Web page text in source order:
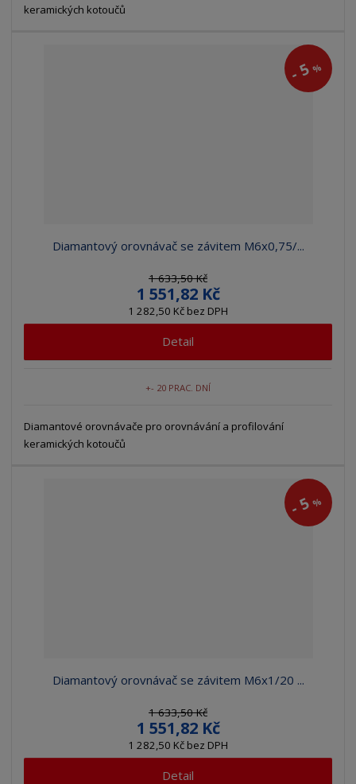
keramických kotoučů
-5%
Diamantový orovnávač se závitem M6x0,75/...
1 633,50 Kč
1 551,82 Kč
1 282,50 Kč bez DPH
Detail
+- 20 PRAC. DNÍ
Diamantové orovnávače pro orovnávání a profilování
keramických kotoučů
-5%
Diamantový orovnávač se závitem M6x1/20 ...
1 633,50 Kč
1 551,82 Kč
1 282,50 Kč bez DPH
Detail